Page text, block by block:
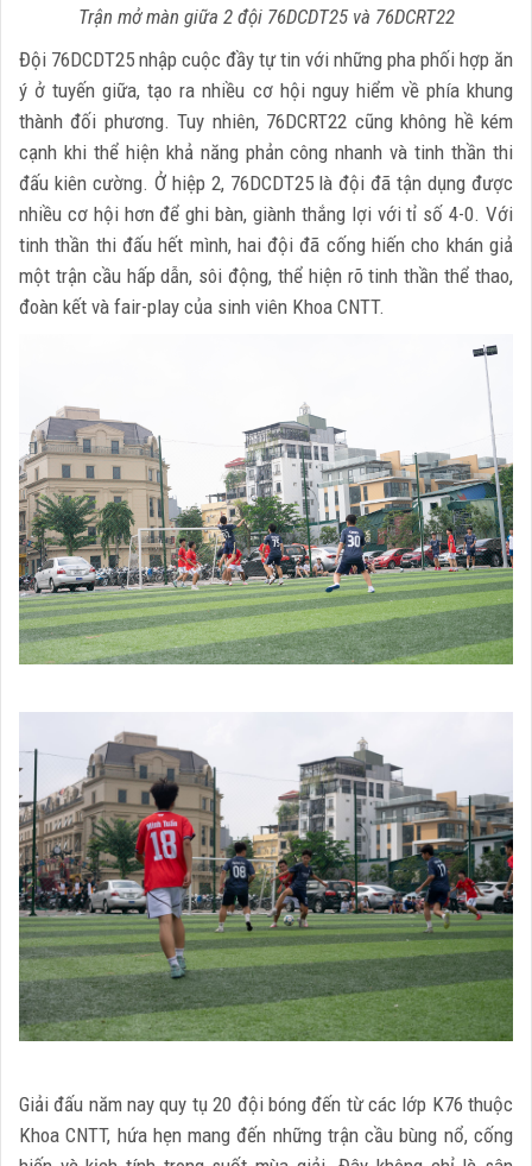
Trận mở màn giữa 2 đội 76DCDT25 và 76DCRT22
Đội 76DCDT25 nhập cuộc đầy tự tin với những pha phối hợp ăn
ý ở tuyến giữa, tạo ra nhiều cơ hội nguy hiểm về phía khung
thành đối phương. Tuy nhiên, 76DCRT22 cũng không hề kém
cạnh khi thể hiện khả năng phản công nhanh và tinh thần thi
đấu kiên cường. Ở hiệp 2, 76DCDT25 là đội đã tận dụng được
nhiều cơ hội hơn để ghi bàn, giành thắng lợi với tỉ số 4-0. Với
tinh thần thi đấu hết mình, hai đội đã cống hiến cho khán giả
một trận cầu hấp dẫn, sôi động, thể hiện rõ tinh thần thể thao,
đoàn kết và fair-play của sinh viên Khoa CNTT.
Giải đấu năm nay quy tụ 20 đội bóng đến từ các lớp K76 thuộc
Khoa CNTT, hứa hẹn mang đến những trận cầu bùng nổ, cống